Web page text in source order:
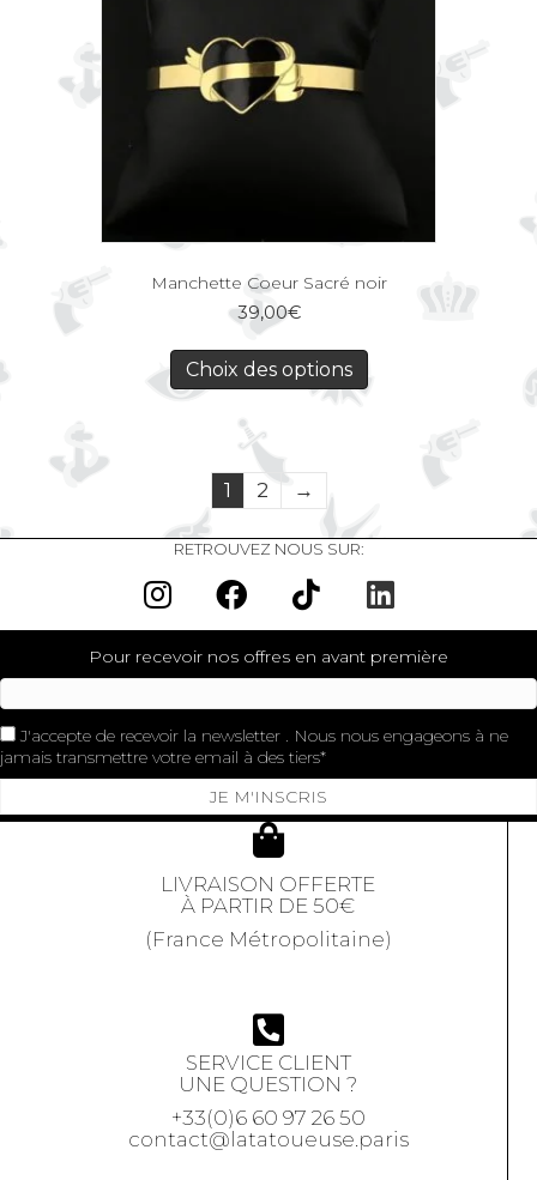
Manchette Coeur Sacré noir
39,00€
Choix des options
1 2 →
RETROUVEZ NOUS SUR:
Pour recevoir nos offres en avant première
J'accepte de recevoir la newsletter . Nous nous engageons à ne
jamais transmettre votre email à des tiers
JE M'INSCRIS
LIVRAISON OFFERTE
À PARTIR DE 50€
(France Métropolitaine)
SERVICE CLIENT
UNE QUESTION ?
+33(0)6 60 97 26 50
contact@latatoueuse.paris